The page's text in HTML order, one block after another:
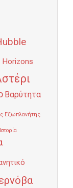
Horizons
Βαρύτητα
Εξωπλανήτης
Ιστορία